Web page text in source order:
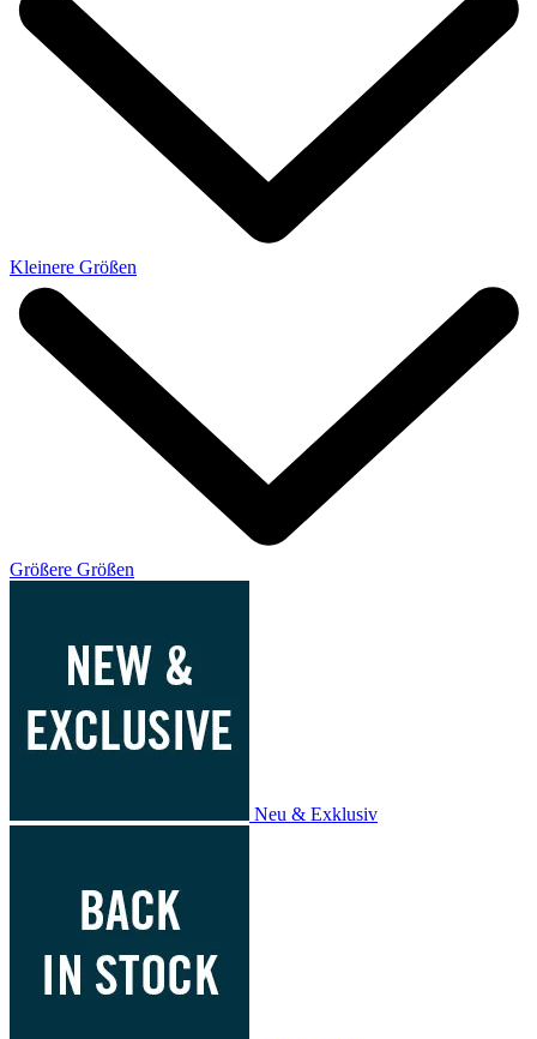
Kleinere Größen
Größere Größen
Neu & Exklusiv